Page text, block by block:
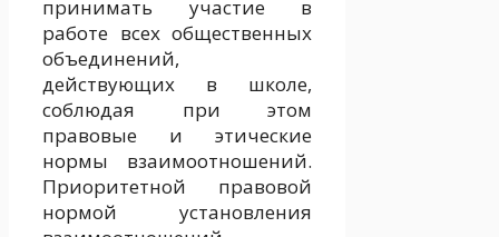
принимать участие в
работе всех общественных
объединений,
действующих в школе,
соблюдая при этом
правовые и этические
нормы взаимоотношений.
Приоритетной правовой
нормой установления